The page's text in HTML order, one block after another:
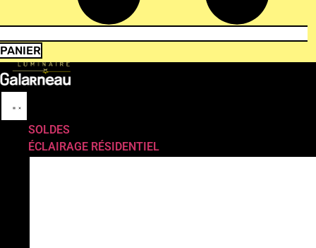
PANIER
SOLDES
ÉCLAIRAGE RÉSIDENTIEL